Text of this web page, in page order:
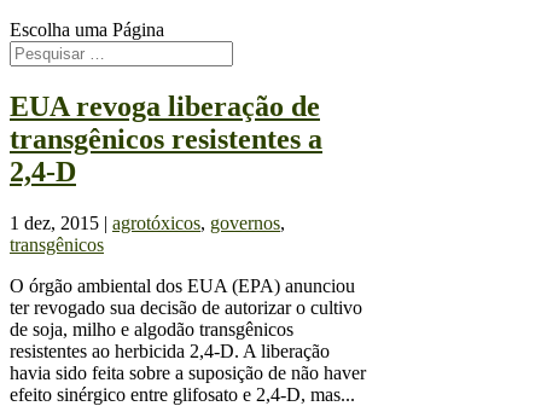
Escolha uma Página
EUA revoga liberação de
transgênicos resistentes a
2,4-D
1 dez, 2015 | agrotóxicos, governos,
transgênicos
O órgão ambiental dos EUA (EPA) anunciou
ter revogado sua decisão de autorizar o cultivo
de soja, milho e algodão transgênicos
resistentes ao herbicida 2,4-D. A liberação
havia sido feita sobre a suposição de não haver
efeito sinérgico entre glifosato e 2,4-D, mas...